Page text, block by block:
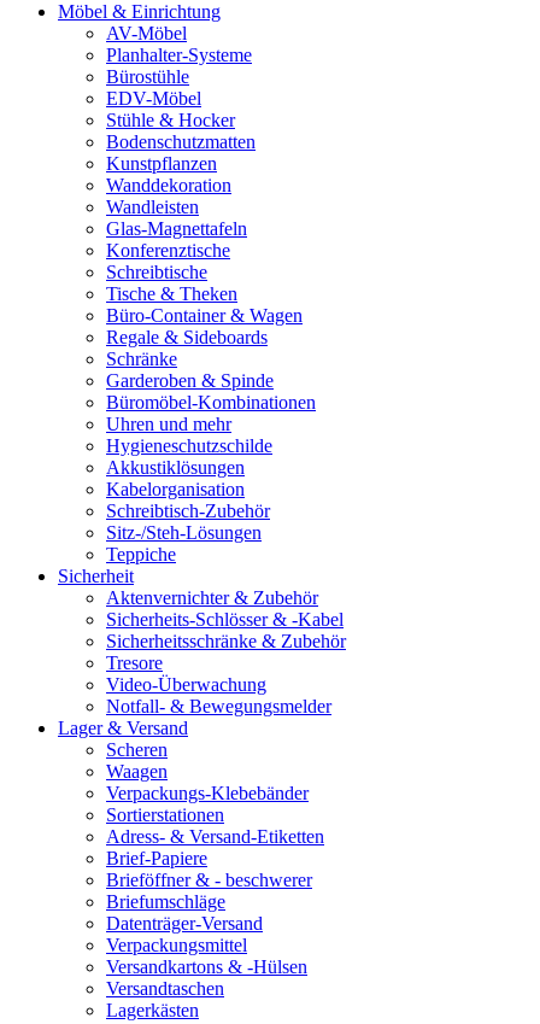
Möbel & Einrichtung
AV-Möbel
Planhalter-Systeme
Bürostühle
EDV-Möbel
Stühle & Hocker
Bodenschutzmatten
Kunstpflanzen
Wanddekoration
Wandleisten
Glas-Magnettafeln
Konferenztische
Schreibtische
Tische & Theken
Büro-Container & Wagen
Regale & Sideboards
Schränke
Garderoben & Spinde
Büromöbel-Kombinationen
Uhren und mehr
Hygieneschutzschilde
Akkustiklösungen
Kabelorganisation
Schreibtisch-Zubehör
Sitz-/Steh-Lösungen
Teppiche
Sicherheit
Aktenvernichter & Zubehör
Sicherheits-Schlösser & -Kabel
Sicherheitsschränke & Zubehör
Tresore
Video-Überwachung
Notfall- & Bewegungsmelder
Lager & Versand
Scheren
Waagen
Verpackungs-Klebebänder
Sortierstationen
Adress- & Versand-Etiketten
Brief-Papiere
Brieföffner & - beschwerer
Briefumschläge
Datenträger-Versand
Verpackungsmittel
Versandkartons & -Hülsen
Versandtaschen
Lagerkästen